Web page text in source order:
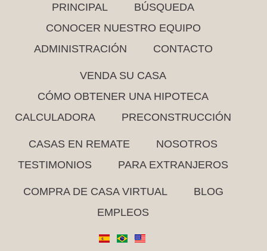
PRINCIPAL
BÚSQUEDA
CONOCER NUESTRO EQUIPO
ADMINISTRACIÓN
CONTACTO
VENDA SU CASA
CÓMO OBTENER UNA HIPOTECA
CALCULADORA
PRECONSTRUCCIÓN
CASAS EN REMATE
NOSOTROS
TESTIMONIOS
PARA EXTRANJEROS
COMPRA DE CASA VIRTUAL
BLOG
EMPLEOS